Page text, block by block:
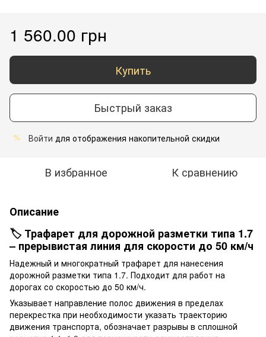
1 560.00 грн
Купить
Быстрый заказ
% Войти для отображения накопительной скидки
В избранное К сравнению
Описание
🏷️ Трафарет для дорожной разметки типа 1.7
– прерывистая линия для скорости до 50 км/ч
Надежный и многократный трафарет для нанесения
дорожной разметки типа 1.7. Подходит для работ на
дорогах со скоростью до 50 км/ч.
Указывает направление полос движения в пределах
перекрестка при необходимости указать траекторию
движения транспорта, обозначает разрывы в сплошной